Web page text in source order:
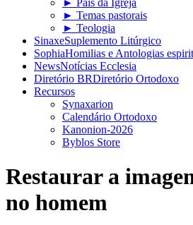
► Pais da Igreja
► Temas pastorais
► Teologia
SinaxeSuplemento Litúrgico
SophiaHomilias e Antologias
NewsNotícias Ecclesia
Diretório BRDiretório Ortodoxo
Recursos
Synaxarion
Calendário Ortodoxo
Kanonion-2026
Byblos Store
Restaurar a
no homem